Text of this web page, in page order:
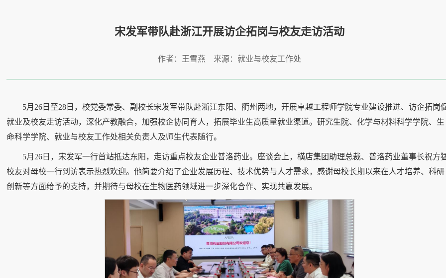
宋发军带队赴浙江开展访企拓岗与校友走访活动
作者：王雪燕 来源：就业与校友工作处
5月26日至28日，校党委常委、副校长宋发军带队赴浙江东阳、衢州两地，开展卓越工程师学院专业建设推进、访企拓岗
就业及校友走访活动，深化产教融合，加强校企协同育人，拓展毕业生高质量就业渠道。研究生院、化学与材料科学学院、生
命科学学院、就业与校友工作处相关负责人及师生代表随行。
5月26日，宋发军一行首站抵达东阳，走访重点校友企业普洛药业。座谈会上，横店集团助理总裁、普洛药业董事长祝方
校友对母校一行到访表示热烈欢迎。他简要介绍了企业发展历程、技术优势与人才需求，感谢母校长期以来在人才培养、科研
创新等方面给予的支持，并期待与母校在生物医药领域进一步深化合作、实现共赢发展。